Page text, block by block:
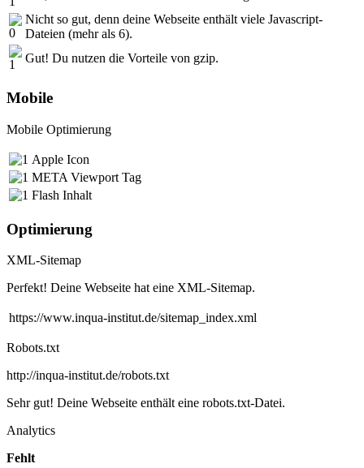
Nicht so gut, denn deine Webseite enthält viele Javascript-
Dateien (mehr als 6).
Gut! Du nutzen die Vorteile von gzip.
Mobile
Mobile Optimierung
Apple Icon
META Viewport Tag
Flash Inhalt
Optimierung
XML-Sitemap
Perfekt! Deine Webseite hat eine XML-Sitemap.
https://www.inqua-institut.de/sitemap_index.xml
Robots.txt
http://inqua-institut.de/robots.txt
Sehr gut! Deine Webseite enthält eine robots.txt-Datei.
Analytics
Fehlt